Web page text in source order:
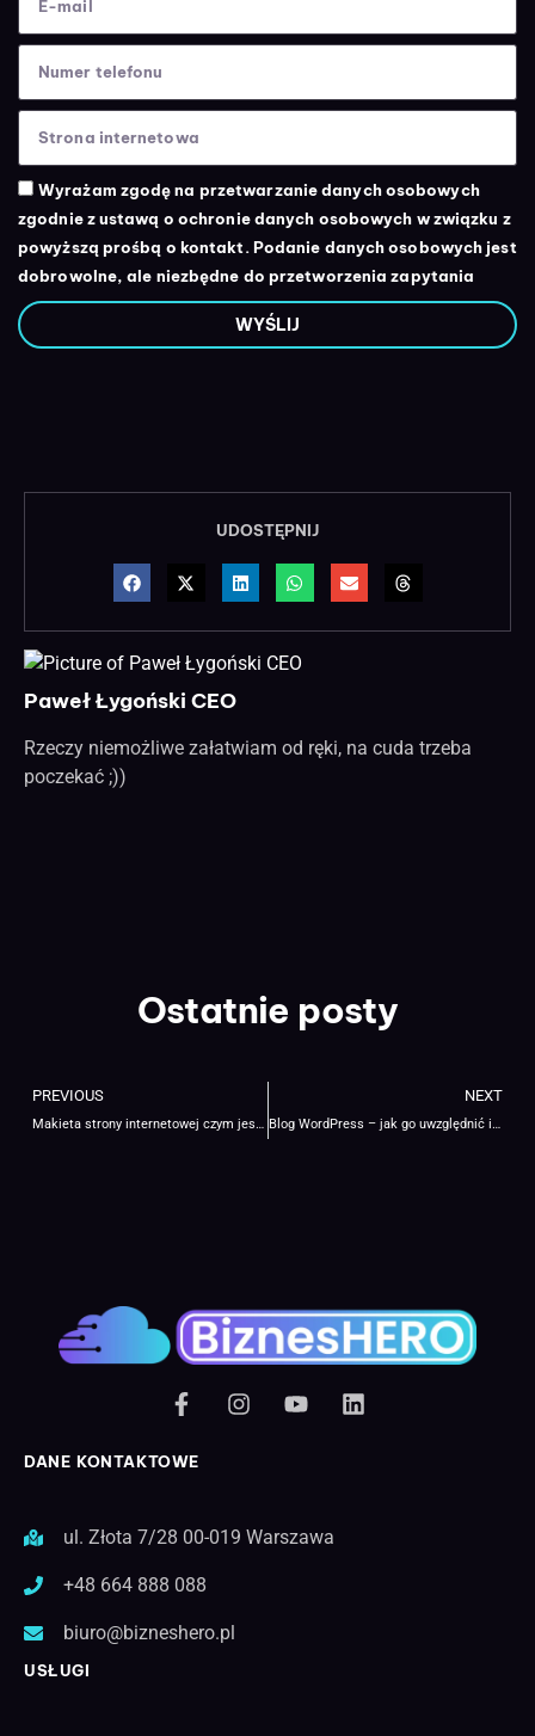
Wyrażam zgodę na przetwarzanie danych osobowych
zgodnie z ustawą o ochronie danych osobowych w związku z
powyższą prośbą o kontakt. Podanie danych osobowych jest
dobrowolne, ale niezbędne do przetworzenia zapytania
WYŚLIJ
UDOSTĘPNIJ
Paweł Łygoński CEO
Rzeczy niemożliwe załatwiam od ręki, na cuda trzeba
poczekać ;))
Ostatnie posty
PREVIOUS
Makieta strony internetowej czym jest i dlaczego jest nam potrzebna?
NEXT
Blog WordPress – jak go uwzględnić i czy warto?
DANE KONTAKTOWE
ul. Złota 7/28 00-019 Warszawa
+48 664 888 088
biuro@bizneshero.pl
USŁUGI